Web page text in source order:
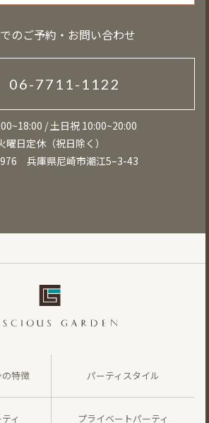
のご予約・お問い合わせ
06-7711-1122
/ 土日祝 10:00~20:00
曜日定休（祝日除く）
兵庫県尼崎市潮江5–3-43
特徴 パーティスタイル
ィ プライベートパーティ